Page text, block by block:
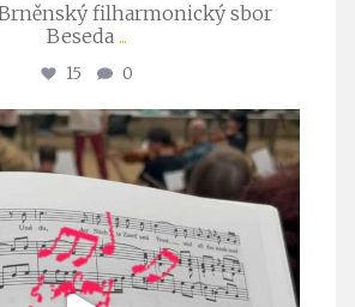
filharmonický sbor
Beseda ...
15 0
stuttgarter_oratorienchor
Juli 23